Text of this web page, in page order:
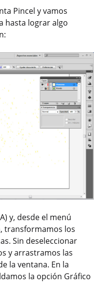
Pincel y vamos
hasta lograr algo
y, desde el menú
transformamos los
Sin deseleccionar
y arrastramos las
la ventana. En la
la opción Gráfico